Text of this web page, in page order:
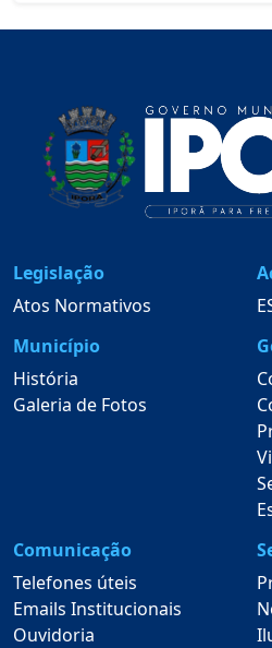
Legislação
Atos Normativos
Município
História
Galeria de Fotos
Comunicação
Telefones úteis
Emails Institucionais
Ouvidoria